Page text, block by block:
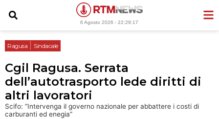
6 Agosto 2026 -22:29:18
Ragusa Sindacale
Cgil Ragusa. Serrata
dell’autotrasporto lede diritti di
altri lavoratori
Scifo: ”Intervenga il governo nazionale per abbattere i costi di
carburanti ed enegia”